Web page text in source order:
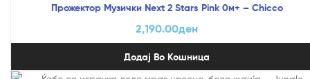
Прожектор Музички Next 2 Stars Pink 0м+ – Chicco
2,190.00ден
Додај Во Кошница